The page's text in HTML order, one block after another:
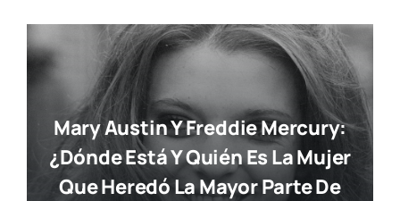
Mary Austin Y Freddie Mercury:
¿dónde Está Y Quién Es La Mujer
Que Heredó La Mayor Parte De